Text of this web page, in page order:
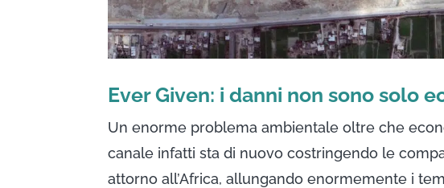
Ever Given: i danni non sono solo
Un enorme problema ambientale oltre che
canale infatti sta di nuovo costringendo le
attorno all’Africa, allungando enormemente i